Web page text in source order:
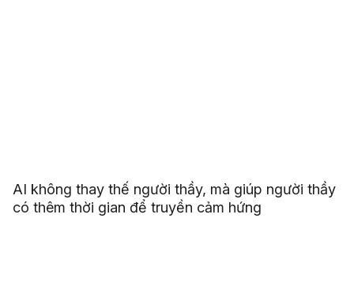
AI không thay thế người thầy, mà giúp người thầy
có thêm thời gian để truyền cảm hứng